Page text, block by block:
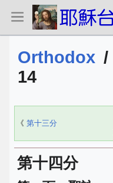
Orthodox /
14
《 第十三分
第十四分